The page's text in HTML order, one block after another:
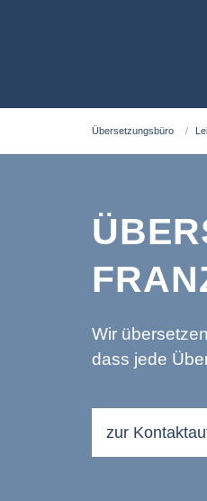
Übersetzungsbüro
Wir
dass jede
zur